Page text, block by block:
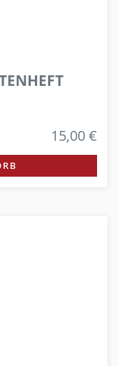
15,00 €